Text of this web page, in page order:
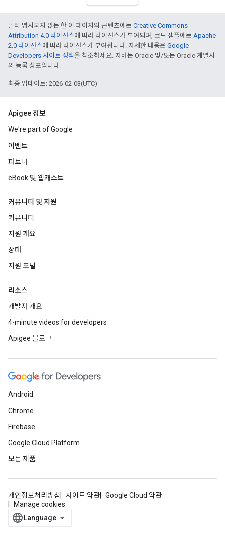
달리 명시되지 않는 한 이 페이지의 콘텐츠에는 Creative Commons
Attribution 4.0 라이선스에 따라 라이선스가 부여되며, 코드 샘플에는 Apache
2.0 라이선스에 따라 라이선스가 부여됩니다. 자세한 내용은 Google
Developers 사이트 정책을 참조하세요. 자바는 Oracle 및/또는 Oracle 계열사
의 등록 상표입니다.
최종 업데이트: 2026-02-03(UTC)
Apigee 정보
We're part of Google
이벤트
파트너
eBook 및 웹캐스트
커뮤니티 및 지원
커뮤니티
지원 개요
상태
지원 포털
리소스
개발자 개요
4-minute videos for developers
Apigee 블로그
Android
Chrome
Firebase
Google Cloud Platform
모든 제품
개인정보처리방침 사이트 약관
Google Cloud 약관
Manage cookies